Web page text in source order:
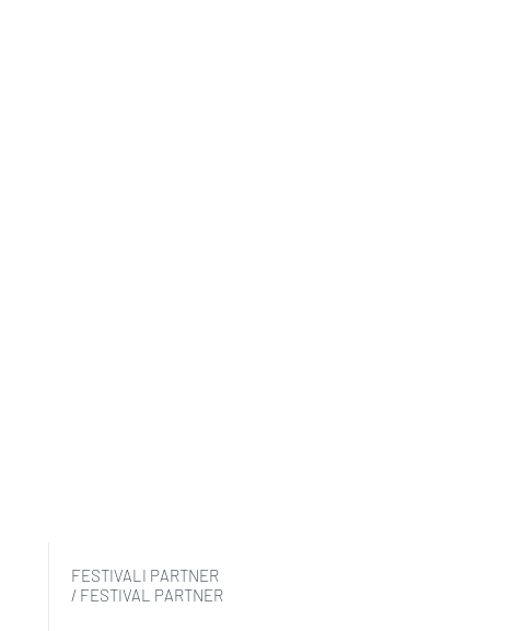
FESTIVALI PARTNER
/ FESTIVAL PARTNER